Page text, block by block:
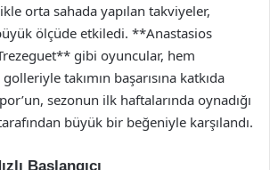
orta sahada yapılan takviyeler,
ölçüde etkiledi. **Anastasios
gibi oyuncular, hem
takımın başarısına katkıda
sezonun ilk haftalarında oynadığı
büyük bir beğeniyle karşılandı.
Başlangıcı